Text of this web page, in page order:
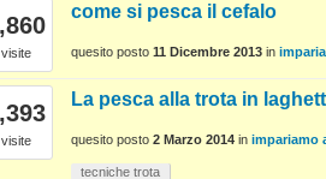
visite
come si pesca il cefalo
quesito posto 11 Dicembre 2013 in
visite
La pesca alla trota in
quesito posto 2 Marzo 2014 in impariamo
tecniche trota